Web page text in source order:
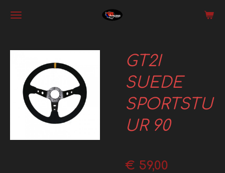
Ga
hoofdinhoud
GT2I
SUEDE
SPORTSTU
UR 90
€ 59,00